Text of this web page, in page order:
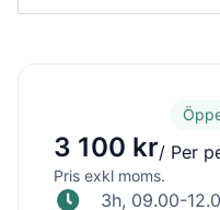
3 100 kr/ Per
Pris exkl moms.
3h, 09.00-